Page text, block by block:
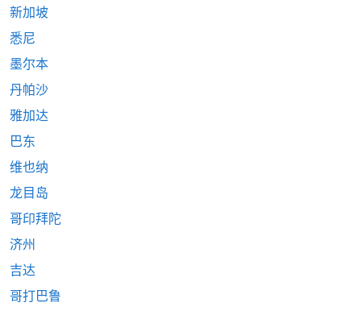
新加坡
悉尼
墨尔本
丹帕沙
雅加达
巴东
维也纳
龙目岛
哥印拜陀
济州
吉达
哥打巴鲁